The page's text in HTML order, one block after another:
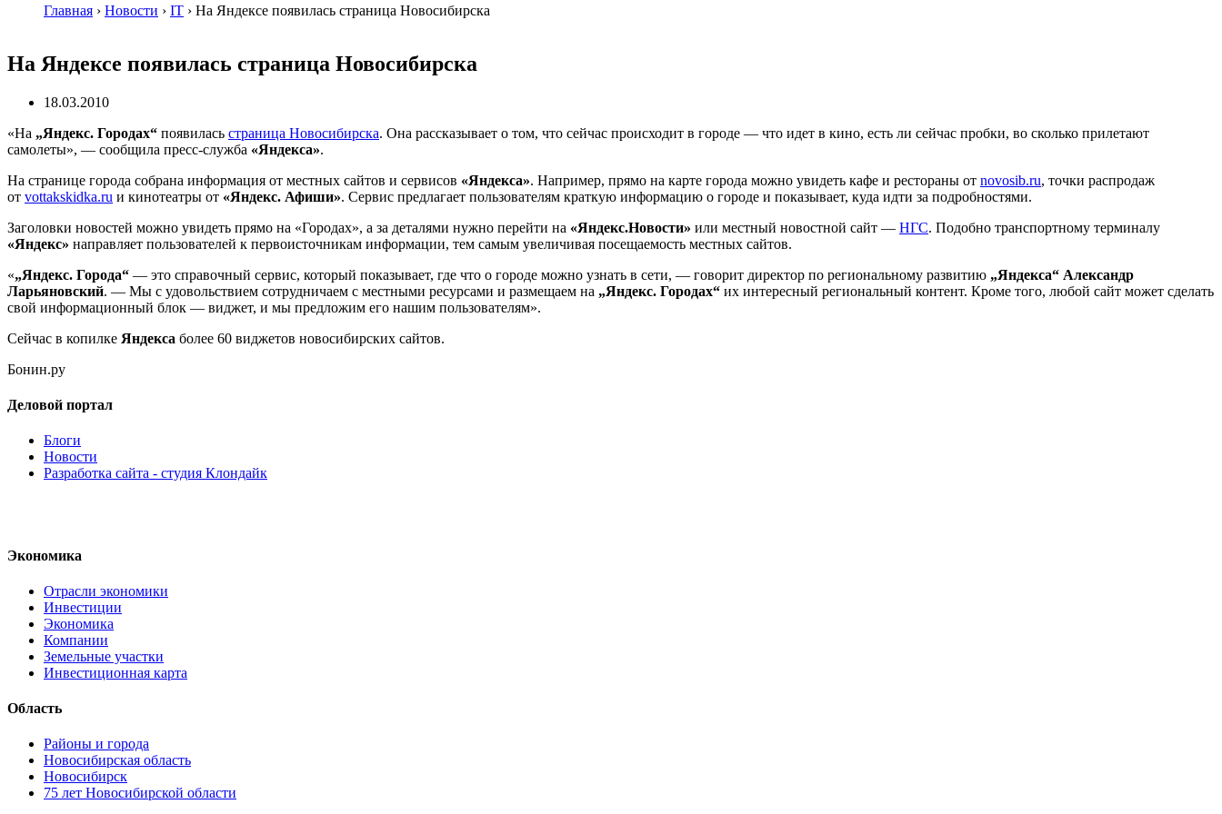
Главная › Новости › IT › На Яндексе появилась страница Новосибирска
На Яндексе появилась страница Новосибирска
18.03.2010
«На „Яндекс. Городах“ появилась страница Новосибирска. Она рассказывает о том, что сейчас происходит в городе — что идет в кино, есть ли сейчас пробки, во сколько прилетают
самолеты», — сообщила пресс-служба «Яндекса».
На странице города собрана информация от местных сайтов и сервисов «Яндекса». Например, прямо на карте города можно увидеть кафе и рестораны от novosib.ru, точки распродаж
от vottakskidka.ru и кинотеатры от «Яндекс. Афиши». Сервис предлагает пользователям краткую информацию о городе и показывает, куда идти за подробностями.
Заголовки новостей можно увидеть прямо на «Городах», а за деталями нужно перейти на «Яндекс.Новости» или местный новостной сайт — НГС. Подобно транспортному терминалу
«Яндекс» направляет пользователей к первоисточникам информации, тем самым увеличивая посещаемость местных сайтов.
«„Яндекс. Города“ — это справочный сервис, который показывает, где что о городе можно узнать в сети, — говорит директор по региональному развитию „Яндекса“ Александр
Ларьяновский. — Мы с удовольствием сотрудничаем с местными ресурсами и размещаем на „Яндекс. Городах“ их интересный региональный контент. Кроме того, любой сайт может сделать
свой информационный блок — виджет, и мы предложим его нашим пользователям».
Сейчас в копилке Яндекса более 60 виджетов новосибирских сайтов.
Бонин.ру
Деловой портал
Блоги
Новости
Разработка сайта - студия Клондайк
Экономика
Отрасли экономики
Инвестиции
Экономика
Компании
Земельные участки
Инвестиционная карта
Область
Районы и города
Новосибирская область
Новосибирск
75 лет Новосибирской области